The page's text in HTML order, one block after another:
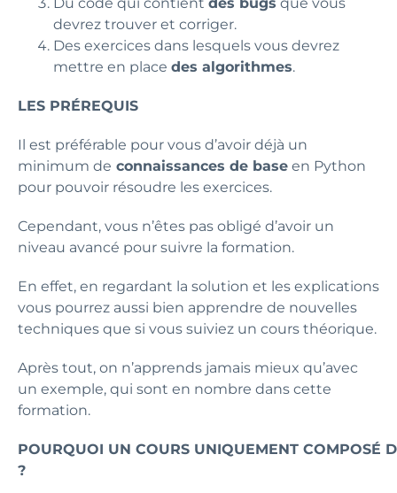
devrez trouver et corriger.
Des exercices dans lesquels vous devrez
mettre en place des algorithmes.
LES PRÉREQUIS
Il est préférable pour vous d’avoir déjà un
minimum de connaissances de base en Python
pour pouvoir résoudre les exercices.
Cependant, vous n’êtes pas obligé d’avoir un
niveau avancé pour suivre la formation.
En effet, en regardant la solution et les explications
vous pourrez aussi bien apprendre de nouvelles
techniques que si vous suiviez un cours théorique.
Après tout, on n’apprends jamais mieux qu’avec
un exemple, qui sont en nombre dans cette
formation.
POURQUOI UN COURS UNIQUEMENT COMPOSÉ
?